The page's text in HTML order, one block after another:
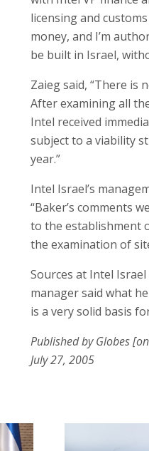
licensing and
money, and I’m
be built in Israel,
Zaieg said, “There is
After examining all
Intel received
subject to a viability
year.”
Intel Israel’s
“Baker’s comments
to the establishment
the examination of
Sources at Intel
manager said what
is a very solid basis
Published by Globes
July 27, 2005